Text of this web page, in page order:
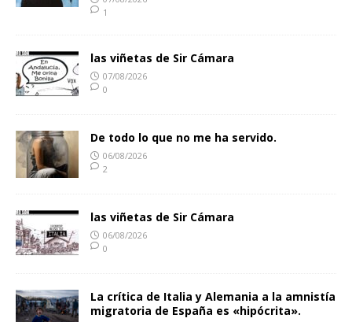
1
las viñetas de Sir Cámara
07/08/2026
0
De todo lo que no me ha servido.
06/08/2026
2
las viñetas de Sir Cámara
06/08/2026
0
La crítica de Italia y Alemania a la amnistía
migratoria de España es «hipócrita».